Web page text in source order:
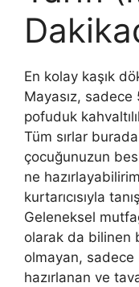
En kolay kaşık
Mayasız, sadece
pofuduk
Tüm sırlar
çocuğunuzun
ne
kurtarıcısıyla
Geleneksel
olarak da bilinen
olmayan,
hazırlanan ve